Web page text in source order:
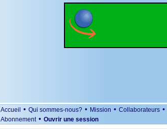
Accueil • Qui sommes-nous? • Mission • Collaborateurs •
Abonnement • Ouvrir une session